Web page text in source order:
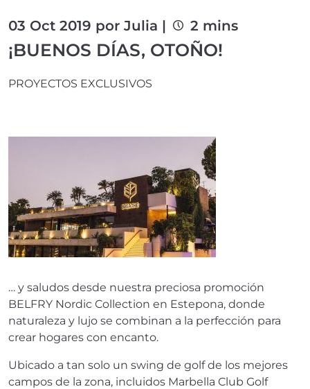
03 Oct 2019 por Julia | 2 mins
¡BUENOS DÍAS, OTOÑO!
PROYECTOS EXCLUSIVOS
… y saludos desde nuestra preciosa promoción
BELFRY Nordic Collection en Estepona, donde
naturaleza y lujo se combinan a la perfección para
crear hogares con encanto.
Ubicado a tan solo un swing de golf de los mejores
campos de la zona, incluidos Marbella Club Golf